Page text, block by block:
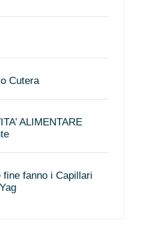
Cutera
ALIMENTARE
fine fanno i Capillari